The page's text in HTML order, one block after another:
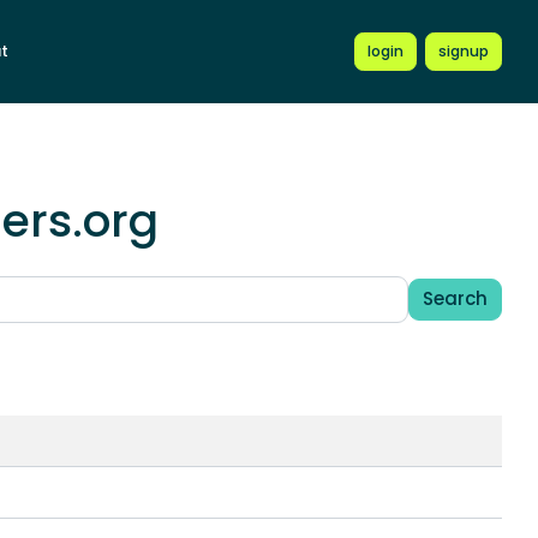
login signup
Search